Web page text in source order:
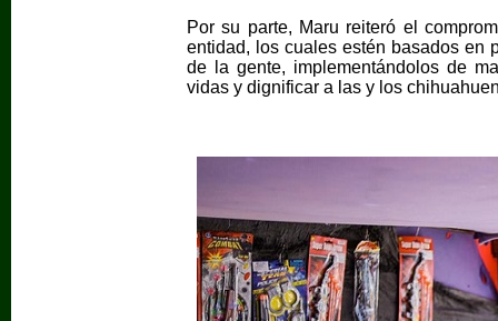
Por su parte, Maru reiteró el
entidad, los cuales estén basados en
de la gente, implementándolos de
vidas y dignificar a las y los